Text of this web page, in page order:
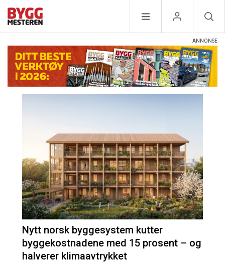
Nytt norsk byggesystem kutter
byggekostnadene med 15 prosent – og
halverer klimaavtrykket